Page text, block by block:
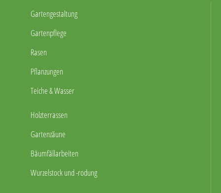
Gartengestaltung
Gartenpflege
Rasen
Pflanzungen
Teiche & Wasser
Holzterrassen
Gartenzäune
Bäumfällarbeiten
Wurzelstock und -rodung